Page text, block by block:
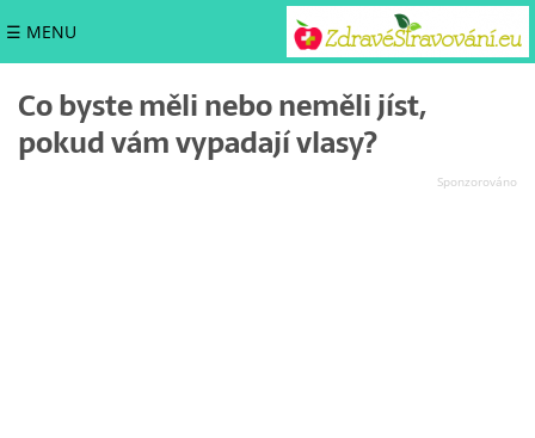
☰ MENU
Co byste měli nebo neměli jíst,
pokud vám vypadají vlasy?